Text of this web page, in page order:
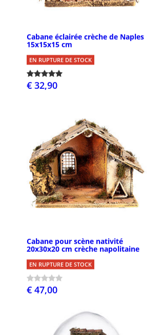
Cabane éclairée crèche de Naples
15x15x15 cm
EN RUPTURE DE STOCK
€ 32,90
Cabane pour scène nativité
20x30x20 cm crèche napolitaine
EN RUPTURE DE STOCK
€ 47,00